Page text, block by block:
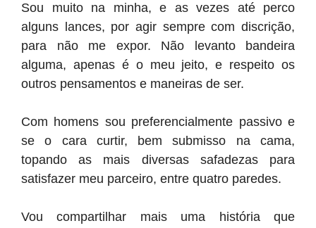
Sou muito na minha, e as vezes até perco
alguns lances, por agir sempre com discrição,
para não me expor. Não levanto bandeira
alguma, apenas é o meu jeito, e respeito os
outros pensamentos e maneiras de ser.
Com homens sou preferencialmente passivo e
se o cara curtir, bem submisso na cama,
topando as mais diversas safadezas para
satisfazer meu parceiro, entre quatro paredes.
Vou compartilhar mais uma história que